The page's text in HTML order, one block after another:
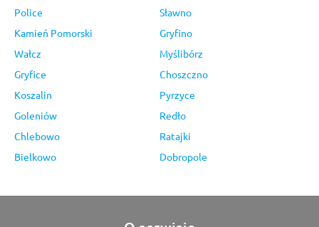
Police
Sławno
Kamień Pomorski
Gryfino
Wałcz
Myślibórz
Gryfice
Choszczno
Koszalin
Pyrzyce
Goleniów
Redło
Chlebowo
Ratajki
Bielkowo
Dobropole